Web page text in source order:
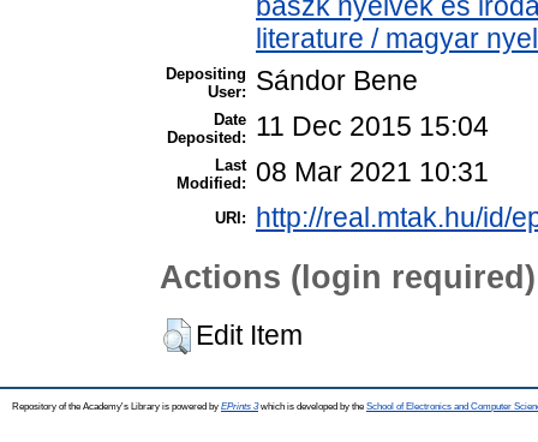
literature / magyar
Depositing
User:
Sándor Bene
Date
Deposited:
11 Dec 2015 15:04
Last
Modified:
08 Mar 2021 10:31
URI: http://real.mtak.hu/id/
Actions (login required)
Edit Item
Repository of the Academy's Library is powered by EPrints 3which is developed by the School of Electronics and Computer